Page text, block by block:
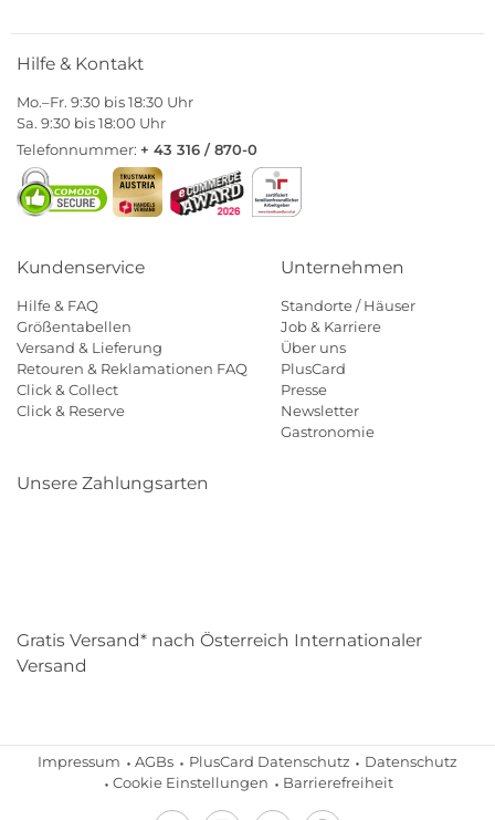
Hilfe & Kontakt
Mo.–Fr. 9:30 bis 18:30 Uhr
Sa. 9:30 bis 18:00 Uhr
Telefonnummer: + 43 316 / 870-0
Kundenservice
Hilfe & FAQ
Größentabellen
Versand & Lieferung
Retouren & Reklamationen FAQ
Click & Collect
Click & Reserve
Unternehmen
Standorte / Häuser
Job & Karriere
Über uns
PlusCard
Presse
Newsletter
Gastronomie
Unsere Zahlungsarten
Gratis Versand* nach Österreich Internationaler
Versand
Impressum AGBs PlusCard Datenschutz
Datenschutz
Cookie Einstellungen
Barrierefreiheit